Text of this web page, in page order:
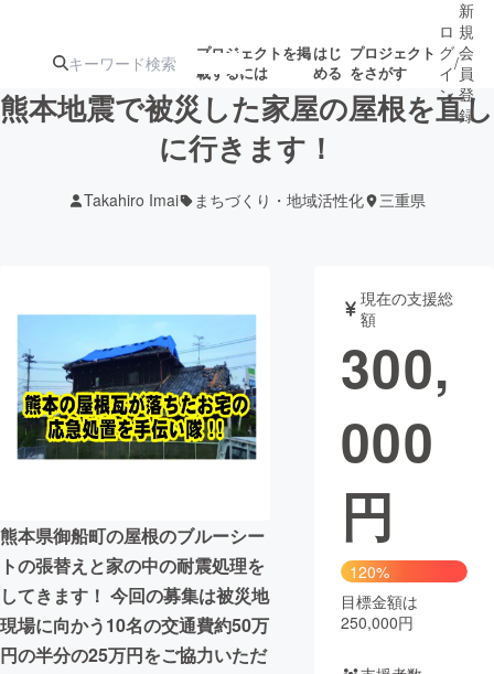
プロジェクトを掲
載するには
はじ
める
プロジェクト
をさがす
ターン
ジェクト
募集終了が近いプ
ロジェクト
もうすぐ公開
されます
音楽
テクノロジー・ガジェット ゲーム・サ
映像・映画
まちづくり・地域活性化
CAMPFIRE for Social Good CAMPFIRE Creation
CAMPFIREふるさと納税machi-ya コミュニティ
ロ
グ
イ
ン
/
新
規
会
員
登
録
熊本地震で被災した家屋の屋根を直し
に行きます！
Takahiro Imai まちづくり・地域活性化 三重県
熊本県御船町の屋根のブルーシー
トの張替えと家の中の耐震処理を
してきます！ 今回の募集は被災地
現場に向かう10名の交通費約50万
円の半分の25万円をご協力いただ
現在の支援総
額
300,
000
円
120%
目標金額は
250,000円